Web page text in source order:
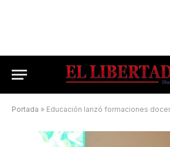
Portada » Educación lanzó formaciones